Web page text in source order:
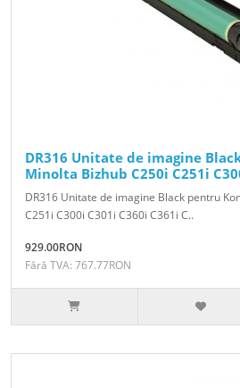
DR316 Unitate de imagine
Minolta Bizhub C250i C251i
DR316 Unitate de imagine Black pentru
C251i C300i C301i C360i C361i C..
929.00RON
Fără TVA: 767.77RON